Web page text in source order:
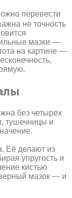
перевести
не точность
мазки —
на картине —
без четырёх
тушечницы и
Её делают из
упругость и
кистью
мазок — и